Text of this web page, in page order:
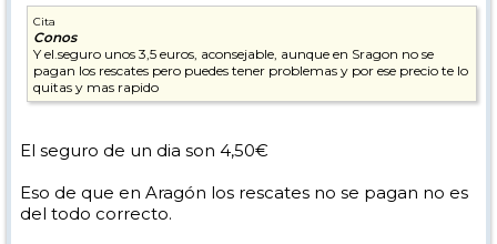
Cita
Conos
Y el.seguro unos 3,5 euros, aconsejable, aunque en Sragon no se
pagan los rescates pero puedes tener problemas y por ese precio te lo
quitas y mas rapido
El seguro de un dia son 4,50€
Eso de que en Aragón los rescates no se pagan no es
del todo correcto.